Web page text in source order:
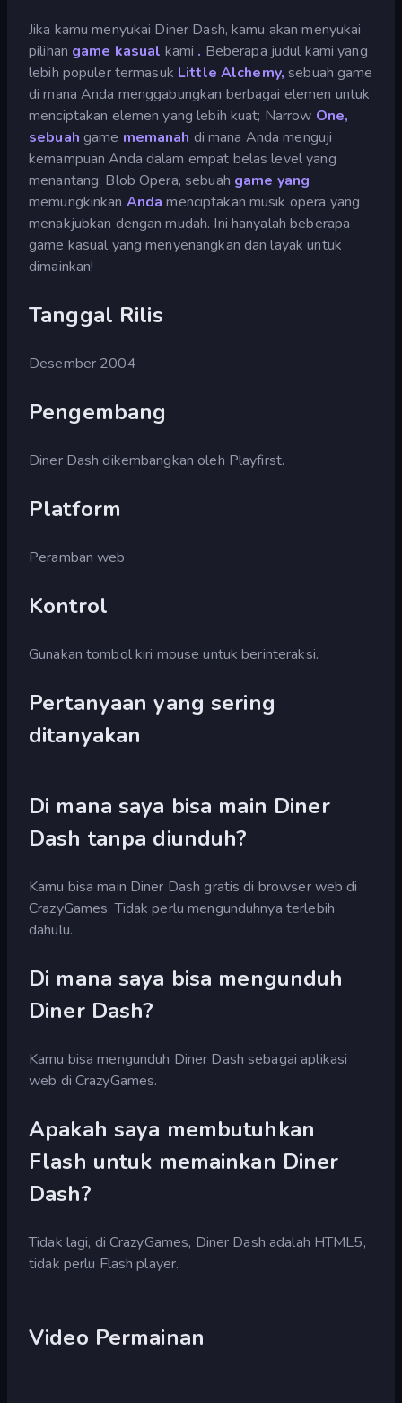
Jika kamu menyukai Diner Dash, kamu akan menyukai
pilihan game kasual kami . Beberapa judul kami yang
lebih populer termasuk Little Alchemy, sebuah game
di mana Anda menggabungkan berbagai elemen untuk
menciptakan elemen yang lebih kuat; Narrow One,
sebuah game memanah di mana Anda menguji
kemampuan Anda dalam empat belas level yang
menantang; Blob Opera, sebuah game yang
memungkinkan Anda menciptakan musik opera yang
menakjubkan dengan mudah. Ini hanyalah beberapa
game kasual yang menyenangkan dan layak untuk
dimainkan!
Tanggal Rilis
Desember 2004
Pengembang
Diner Dash dikembangkan oleh Playfirst.
Platform
Peramban web
Kontrol
Gunakan tombol kiri mouse untuk berinteraksi.
Pertanyaan yang sering
ditanyakan
Di mana saya bisa main Diner
Dash tanpa diunduh?
Kamu bisa main Diner Dash gratis di browser web di
CrazyGames. Tidak perlu mengunduhnya terlebih
dahulu.
Di mana saya bisa mengunduh
Diner Dash?
Kamu bisa mengunduh Diner Dash sebagai aplikasi
web di CrazyGames.
Apakah saya membutuhkan
Flash untuk memainkan Diner
Dash?
Tidak lagi, di CrazyGames, Diner Dash adalah HTML5,
tidak perlu Flash player.
Video Permainan